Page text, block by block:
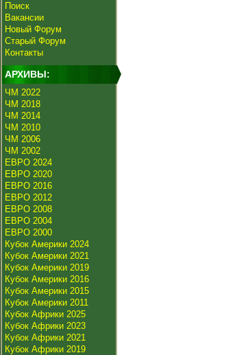
Поиск
Вакансии
Новый Форум
Старый Форум
Контакты
АРХИВЫ:
ЧМ 2022
ЧМ 2018
ЧМ 2014
ЧМ 2010
ЧМ 2006
ЧМ 2002
ЕВРО 2024
ЕВРО 2020
ЕВРО 2016
ЕВРО 2012
ЕВРО 2008
ЕВРО 2004
ЕВРО 2000
Кубок Америки 2024
Кубок Америки 2021
Кубок Америки 2019
Кубок Америки 2016
Кубок Америки 2015
Кубок Америки 2011
Кубок Африки 2025
Кубок Африки 2023
Кубок Африки 2021
Кубок Африки 2019